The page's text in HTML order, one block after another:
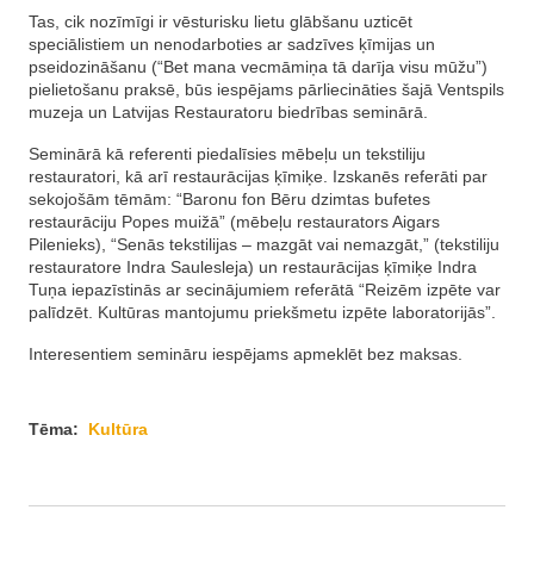
Tas, cik nozīmīgi ir vēsturisku lietu glābšanu uzticēt
speciālistiem un nenodarboties ar sadzīves ķīmijas un
pseidozināšanu (“Bet mana vecmāmiņa tā darīja visu mūžu”)
pielietošanu praksē, būs iespējams pārliecināties šajā Ventspils
muzeja un Latvijas Restauratoru biedrības seminārā.
Seminārā kā referenti piedalīsies mēbeļu un tekstiliju
restauratori, kā arī restaurācijas ķīmiķe. Izskanēs referāti par
sekojošām tēmām: “Baronu fon Bēru dzimtas bufetes
restaurāciju Popes muižā” (mēbeļu restaurators Aigars
Pilenieks), “Senās tekstilijas – mazgāt vai nemazgāt,” (tekstiliju
restauratore Indra Saulesleja) un restaurācijas ķīmiķe Indra
Tuņa iepazīstinās ar secinājumiem referātā “Reizēm izpēte var
palīdzēt. Kultūras mantojumu priekšmetu izpēte laboratorijās”.
Interesentiem semināru iespējams apmeklēt bez maksas.
Tēma: Kultūra